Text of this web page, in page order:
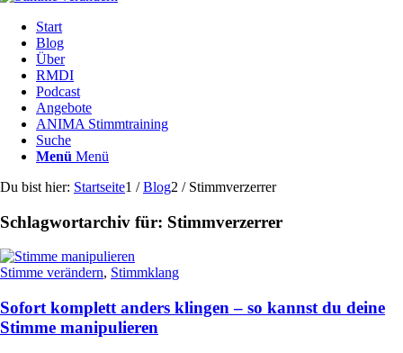
Start
Blog
Über
RMDI
Podcast
Angebote
ANIMA Stimmtraining
Suche
Menü Menü
Du bist hier: Startseite1 / Blog2 / Stimmverzerrer
Schlagwortarchiv für: Stimmverzerrer
Stimme verändern, Stimmklang
Sofort komplett anders klingen – so kannst du deine
Stimme manipulieren